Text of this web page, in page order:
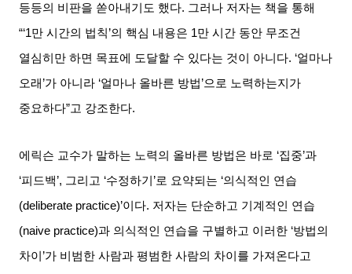
등등의 비판을 쏟아내기도 했다. 그러나 저자는 책을 통해
“‘1만 시간의 법칙’의 핵심 내용은 1만 시간 동안 무조건
열심히만 하면 목표에 도달할 수 있다는 것이 아니다. ‘얼마나
오래 ’가 아니라 ‘얼마나 올바른 방법’으로 노력하는지가
중요하다”고 강조한다.
에릭슨 교수가 말하는 노력의 올바른 방법은 바로 ‘집중’과
‘피드백’, 그리고 ‘수정하기 ’로 요약되는 ‘의식적인 연습
(deliberate practice)’이다. 저자는 단순하고 기계적인 연습
(naive practice)과 의식적인 연습을 구별하고 이러한 ‘방법의
차이 ’가 비범한 사람과 평범한 사람의 차이를 가져온다고